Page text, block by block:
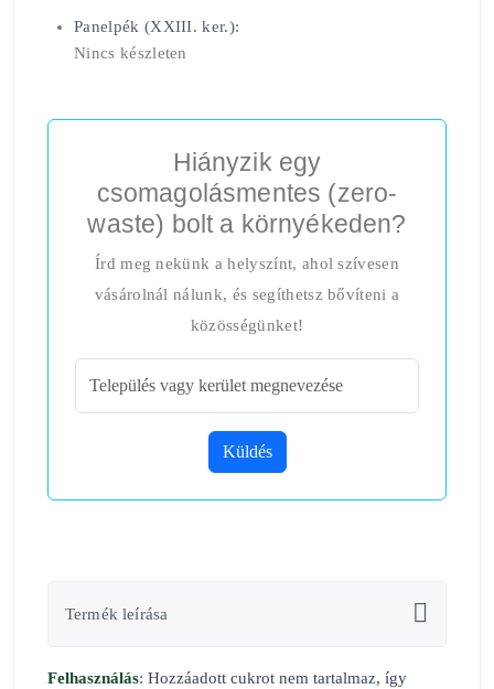
Panelpék (XXIII. ker.):
Nincs készleten
Hiányzik egy
csomagolásmentes (zero-
waste) bolt a környékeden?
Írd meg nekünk a helyszínt, ahol szívesen
vásárolnál nálunk, és segíthetsz bővíteni a
közösségünket!
Küldés
Termék leírása
Felhasználás: Hozzáadott cukrot nem tartalmaz, így